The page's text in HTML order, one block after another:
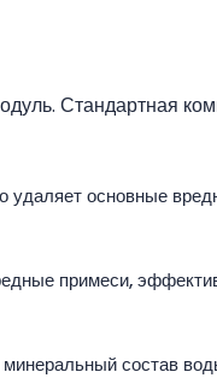
Стандартная
основные
примеси,
состав